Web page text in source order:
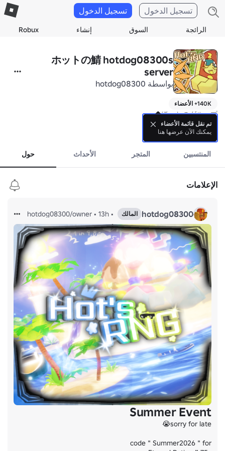
الرائجة السوق إنشاء Robux
تسجيل الدخول تسجيل الدخول
ホットの鯖 hotdog08300s
server
بواسطة hotdog08300
140K+ الأعضاء
https://www.roblox.com/ja/communities/35546840/unnamed
المزيد
حول الأحداث المتجر المنتسبين
الإعلامات
hotdog08300 المالك •
13h
•
hotdog08300/owner
Summer Event
تم نقل قائمة الأعضاء
يمكنك الآن عرضها هنا